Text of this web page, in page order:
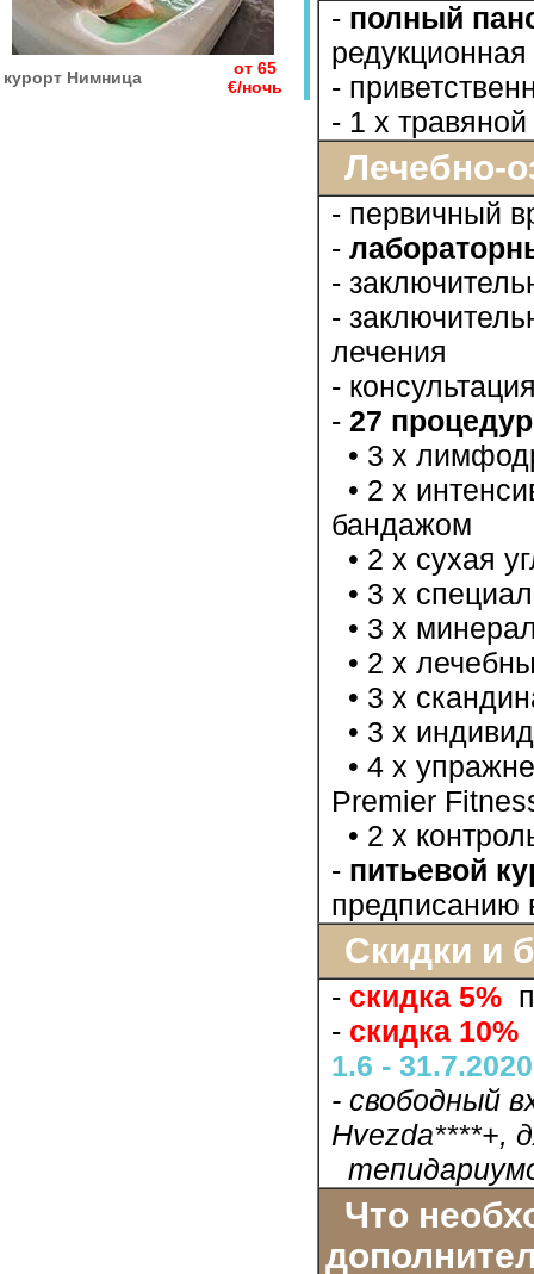
курорт Нимница
от 65
€/ночь
- полный
редукционная
-
- 1 х
Лечебно-
- первичный
-
-
-
лечения
-
- 27
• 3 х
• 2 х
бандажом
• 2 х сухая
• 3 х
• 3 х
• 2 х
• 3 х
• 3 х
• 4 х
Premier
• 2 х
- питьевой
предписанию
Скидки и
- скидка 5%
- скидка 10%
1.6 -
- свободный
Hvezda****+,
Что